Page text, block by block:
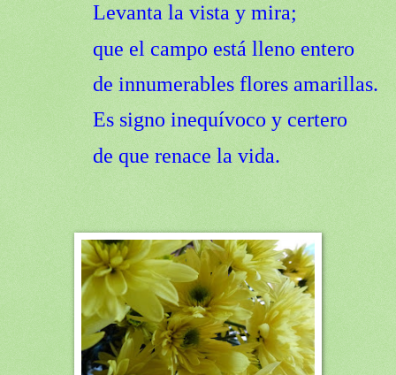
Levanta la vista y mira;
que el campo está lleno entero
de innumerables flores amarillas.
Es signo inequívoco y certero
de que renace la vida.